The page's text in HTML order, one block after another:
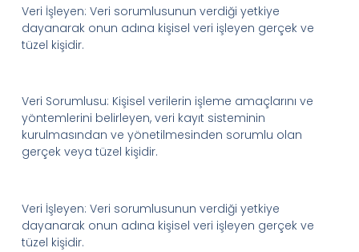
Veri İşleyen: Veri sorumlusunun verdiği yetkiye
dayanarak onun adına kişisel veri işleyen gerçek ve
tüzel kişidir.
Veri Sorumlusu: Kişisel verilerin işleme amaçlarını ve
yöntemlerini belirleyen, veri kayıt sisteminin
kurulmasından ve yönetilmesinden sorumlu olan
gerçek veya tüzel kişidir.
Veri İşleyen: Veri sorumlusunun verdiği yetkiye
dayanarak onun adına kişisel veri işleyen gerçek ve
tüzel kişidir.